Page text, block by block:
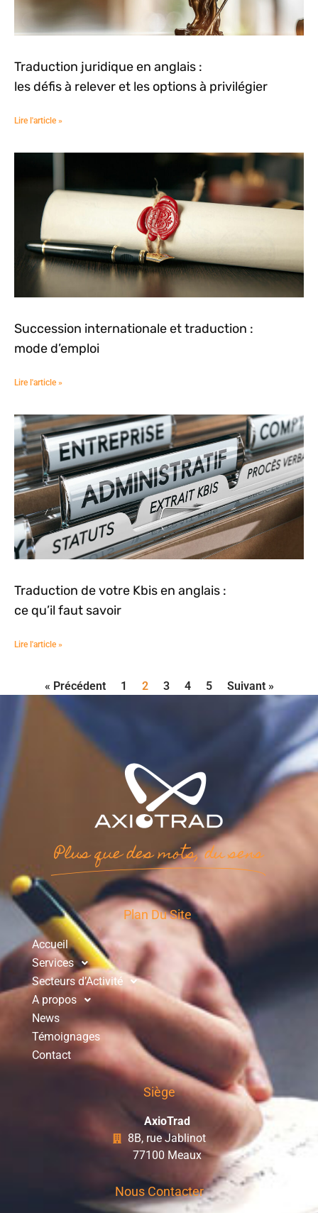
Traduction juridique en anglais :
les défis à relever et les options à privilégier
Lire l'article »
Succession internationale et traduction :
mode d’emploi
Lire l'article »
Traduction de votre Kbis en anglais :
ce qu’il faut savoir
Lire l'article »
« Précédent 1 2 3 4 5 Suivant »
Plus que des mots, du sens
Plan Du Site
Accueil
Services
Secteurs d’Activité
A propos
News
Témoignages
Contact
Siège
AxioTrad
8B, rue Jablinot
77100 Meaux
Nous Contacter